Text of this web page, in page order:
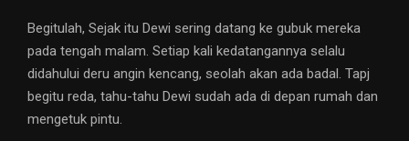
Begitulah, Sejak itu Dewi sering datang ke gubuk mereka
pada tengah malam. Setiap kali kedatangannya selalu
didahului deru angin kencang, seolah akan ada badal. Tapj
begitu reda, tahu-tahu Dewi sudah ada di depan rumah dan
mengetuk pintu.